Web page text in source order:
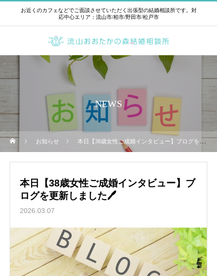
お近くのカフェなどでご面談させていただく出張型の結婚相談所です。対
応中心エリア：流山市/柏市/野田市/松戸市
NEWS
お知らせ 本日【38歳女性ご成婚インタビュー】ブログを更新しました🖊
本日【38歳女性ご成婚インタビュー】ブ
ログを更新しました🖊
2026.03.07